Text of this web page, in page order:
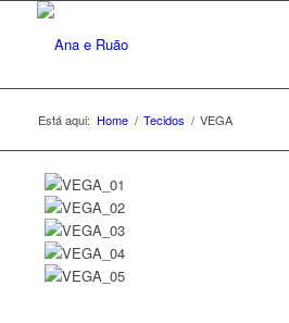
Está aqui: Home / Tecidos / VEGA